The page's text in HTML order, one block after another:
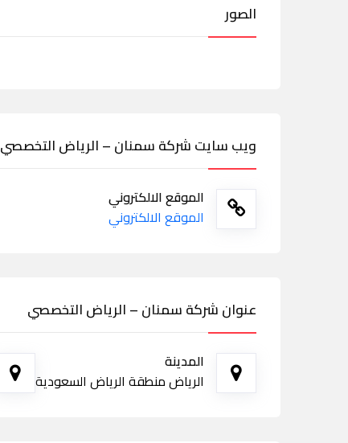
الصور
ويب سايت شركة سمنان – الرياض التخصصي
الموقع الالكتروني
الموقع الالكتروني
عنوان شركة سمنان – الرياض التخصصي
المدينة
الرياض منطقة الرياض السعودية